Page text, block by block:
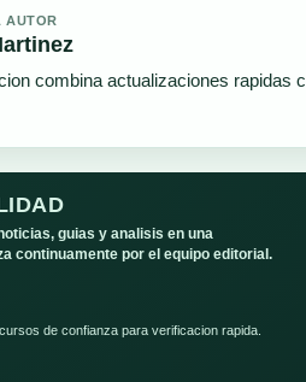
AUTOR
combina actualizaciones rapidas
guias y analisis en una
continuamente por el equipo editorial.
de confianza para verificacion rapida.